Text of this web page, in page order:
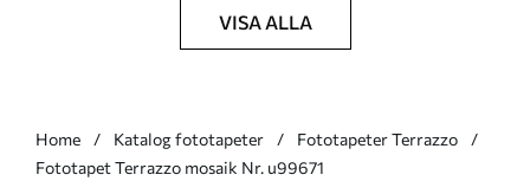
VISA ALLA
Home Katalog fototapeter
Fototapeter Terrazzo
Fototapet Terrazzo mosaik Nr. u99671